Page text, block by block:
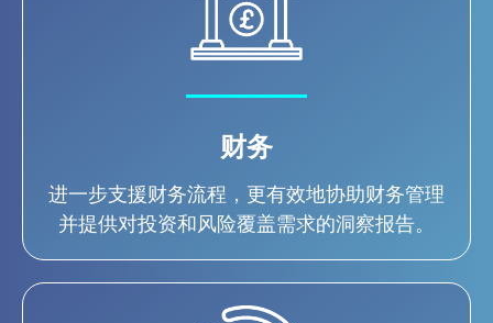
财务
进一步支援财务流程，更有效地协助财务管理
并提供对投资和风险覆盖需求的洞察报告。